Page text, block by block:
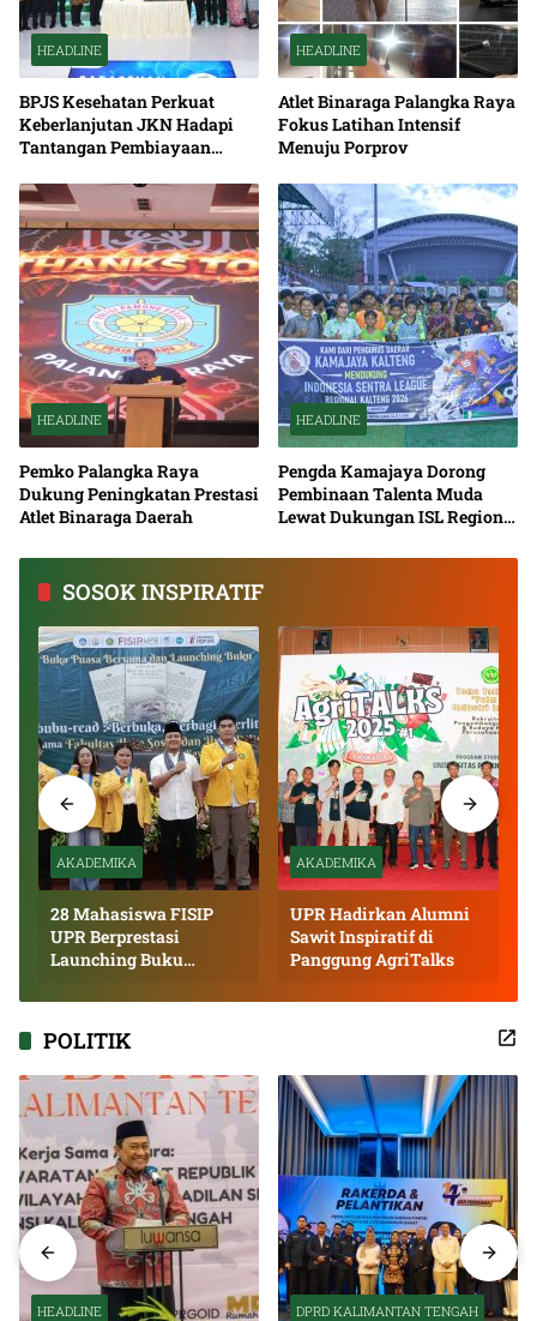
HEADLINE
BPJS Kesehatan Perkuat
Keberlanjutan JKN Hadapi
Tantangan Pembiayaan
HEADLINE
Atlet Binaraga Palangka Raya
Fokus Latihan Intensif
Menuju Porprov
HEADLINE
Pemko Palangka Raya
Dukung Peningkatan Prestasi
Atlet Binaraga Daerah
HEADLINE
Pengda Kamajaya Dorong
Pembinaan Talenta Muda
Lewat Dukungan ISL Regional
SOSOK INSPIRATIF
AKADEMIKA
28 Mahasiswa FISIP
UPR Berprestasi
Launching Buku
AKADEMIKA
UPR Hadirkan Alumni
Sawit Inspiratif di
Panggung AgriTalks
POLITIK
HEADLINE DPRD KALIMANTAN TENGAH